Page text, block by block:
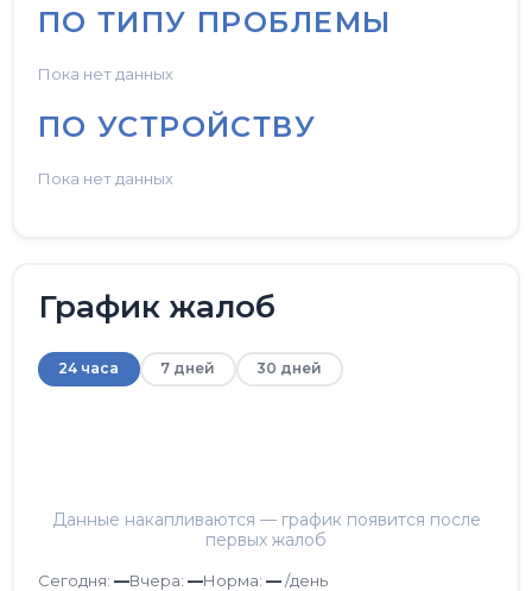
ПО ТИПУ ПРОБЛЕМЫ
Пока нет данных
ПО УСТРОЙСТВУ
Пока нет данных
График жалоб
24 часа 7 дней 30 дней
Данные накапливаются — график появится после
первых жалоб
Сегодня: —Вчера: —Норма: —/день